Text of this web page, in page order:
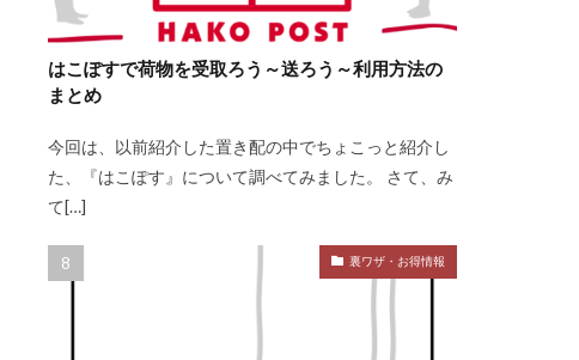
はこぽすで荷物を受取ろう～送ろう～利用方法の
まとめ
今回は、以前紹介した置き配の中でちょこっと紹介し
た、『はこぽす』について調べてみました。 さて、み
て[…]
裏ワザ・お得情報